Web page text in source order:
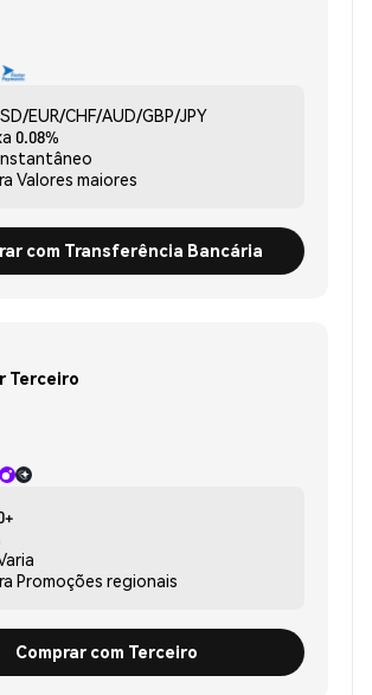
EUR/CHF/AUD/GBP/JPY
0.08%
Valores maiores
com Transferência Bancária
Terceiro
Promoções regionais
Comprar com Terceiro